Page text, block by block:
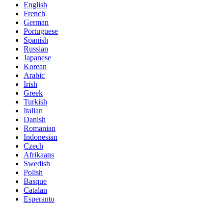
English
French
German
Portuguese
Spanish
Russian
Japanese
Korean
Arabic
Irish
Greek
Turkish
Italian
Danish
Romanian
Indonesian
Czech
Afrikaans
Swedish
Polish
Basque
Catalan
Esperanto